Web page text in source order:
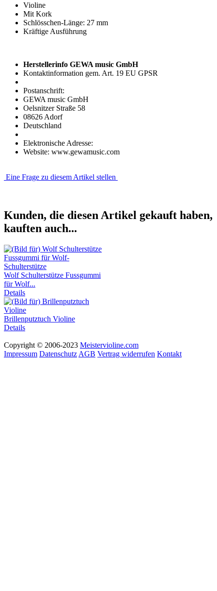
Violine
Mit Kork
Schlösschen-Länge: 27 mm
Kräftige Ausführung
Herstellerinfo GEWA music GmbH
Kontaktinformation gem. Art. 19 EU GPSR
Postanschrift:
GEWA music GmbH
Oelsnitzer Straße 58
08626 Adorf
Deutschland
Elektronische Adresse:
Website: www.gewamusic.com
Eine Frage zu diesem Artikel stellen
Kunden, die diesen Artikel gekauft haben,
kauften auch...
Wolf Schulterstütze Fussgummi
für Wolf...
Details
Brillenputztuch Violine
Details
Copyright © 2006-2023 Meistervioline.com
Impressum Datenschutz AGB Vertrag widerrufen Kontakt